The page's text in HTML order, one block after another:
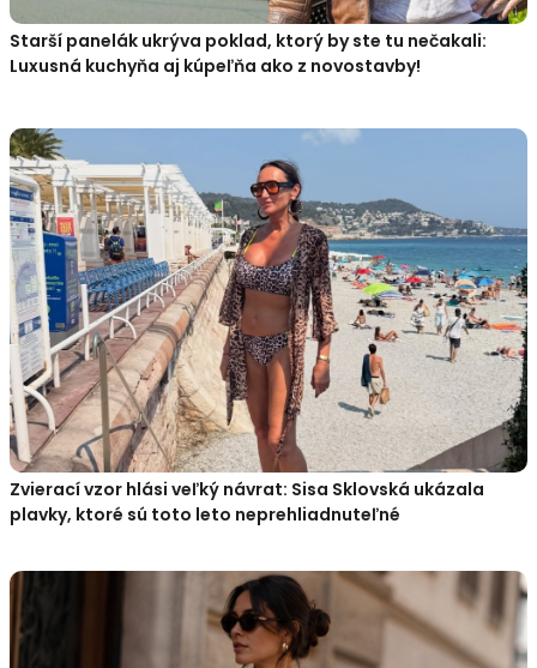
Starší panelák ukrýva poklad, ktorý by ste tu nečakali:
Luxusná kuchyňa aj kúpeľňa ako z novostavby!
Zvierací vzor hlási veľký návrat: Sisa Sklovská ukázala
plavky, ktoré sú toto leto neprehliadnuteľné